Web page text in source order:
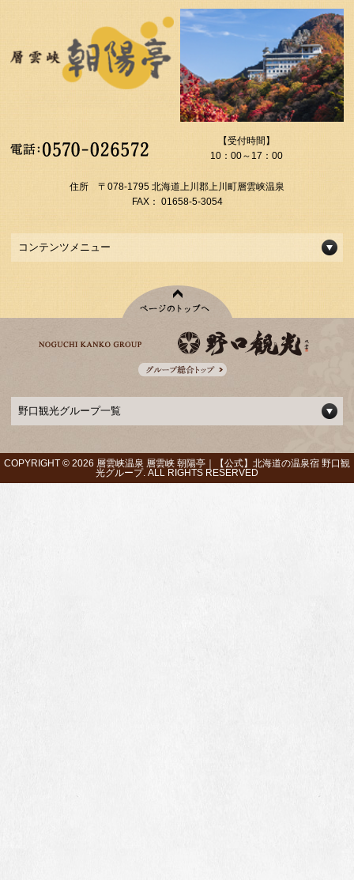
【受付時間】
10：00～17：00
住所 〒078-1795 北海道上川郡上川町層雲峡温泉
FAX： 01658-5-3054
コンテンツメニュー
野口観光グループ一覧
COPYRIGHT © 2026 層雲峡温泉 層雲峡 朝陽亭｜【公式】北海道の温泉宿 野口観
光グループ. ALL RIGHTS RESERVED